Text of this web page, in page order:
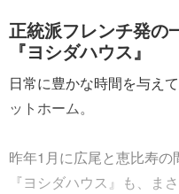
正統派フレンチ発の
『ヨシダハウス』
日常に豊かな時間を与え
ットホーム。
昨年1月に広尾と恵比寿
『ヨシダハウス』も、ま